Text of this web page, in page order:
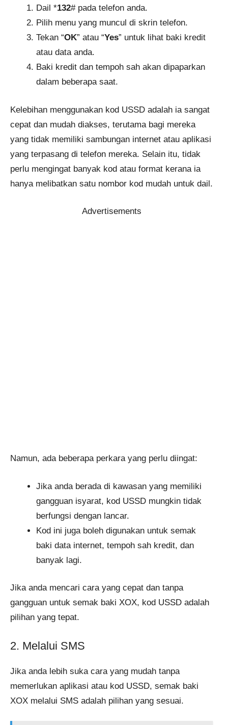
Dail *132# pada telefon anda.
Pilih menu yang muncul di skrin telefon.
Tekan “OK” atau “Yes” untuk lihat baki kredit
atau data anda.
Baki kredit dan tempoh sah akan dipaparkan
dalam beberapa saat.
Kelebihan menggunakan kod USSD adalah ia sangat
cepat dan mudah diakses, terutama bagi mereka
yang tidak memiliki sambungan internet atau aplikasi
yang terpasang di telefon mereka. Selain itu, tidak
perlu mengingat banyak kod atau format kerana ia
hanya melibatkan satu nombor kod mudah untuk dail.
Advertisements
Namun, ada beberapa perkara yang perlu diingat:
Jika anda berada di kawasan yang memiliki
gangguan isyarat, kod USSD mungkin tidak
berfungsi dengan lancar.
Kod ini juga boleh digunakan untuk semak
baki data internet, tempoh sah kredit, dan
banyak lagi.
Jika anda mencari cara yang cepat dan tanpa
gangguan untuk semak baki XOX, kod USSD adalah
pilihan yang tepat.
2. Melalui SMS
Jika anda lebih suka cara yang mudah tanpa
memerlukan aplikasi atau kod USSD, semak baki
XOX melalui SMS adalah pilihan yang sesuai.